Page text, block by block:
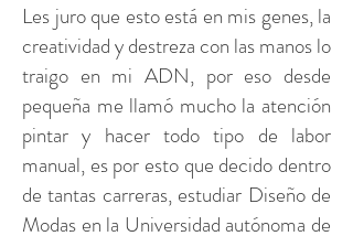
Les juro que esto está en mis genes, la
creatividad y destreza con las manos lo
traigo en mi ADN, por eso desde
pequeña me llamó mucho la atención
pintar y hacer todo tipo de labor
manual, es por esto que decido dentro
de tantas carreras, estudiar Diseño de
Modas en la Universidad autónoma de